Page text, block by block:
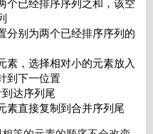
个已经排序序列之和，该空
分别为两个已经排序序列的
素，选择相对小的元素放入
到下一位置
达序列尾
素直接复制到合并序列尾